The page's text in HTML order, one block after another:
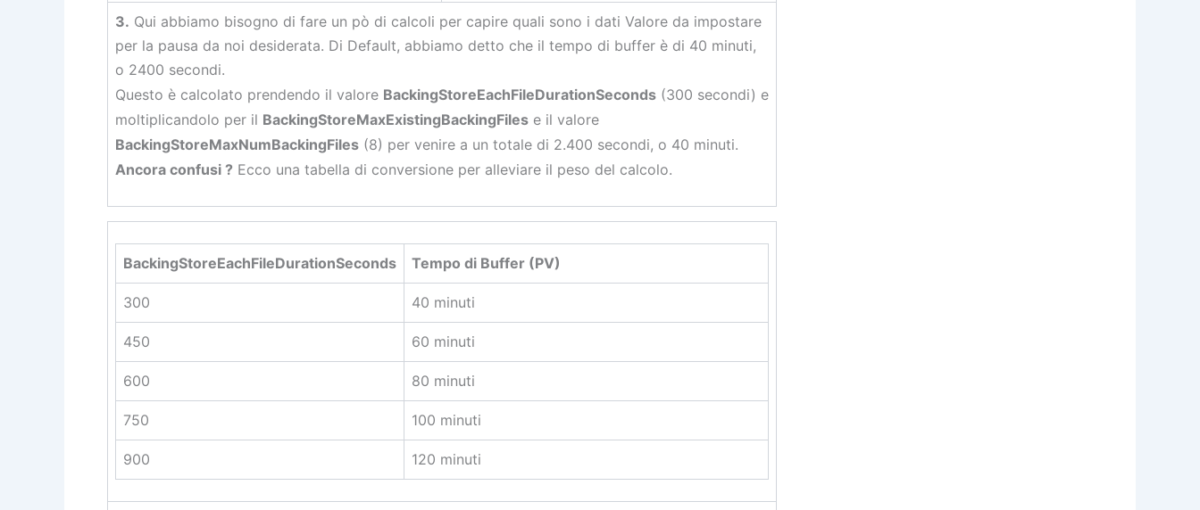
3. Qui abbiamo bisogno di fare un pò di calcoli per capire quali sono i dati Valore da impostare
per la pausa da noi desiderata. Di Default, abbiamo detto che il tempo di buffer è di 40 minuti,
o 2400 secondi.
Questo è calcolato prendendo il valore BackingStoreEachFileDurationSeconds (300 secondi) e
moltiplicandolo per il BackingStoreMaxExistingBackingFiles e il valore
BackingStoreMaxNumBackingFiles (8) per venire a un totale di 2.400 secondi, o 40 minuti.
Ancora confusi ? Ecco una tabella di conversione per alleviare il peso del calcolo.
BackingStoreEachFileDurationSeconds Tempo di Buffer (PV)
300 40 minuti
450 60 minuti
600 80 minuti
750 100 minuti
900 120 minuti